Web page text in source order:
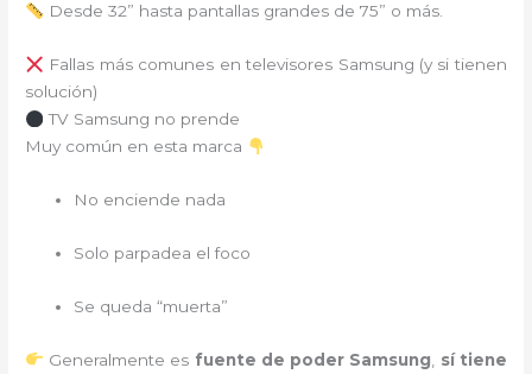
Desde 32” hasta pantallas grandes de 75” o más.
Fallas más comunes en televisores Samsung (y si tienen
solución)
TV Samsung no prende
Muy común en esta marca
No enciende nada
Solo parpadea el foco
Se queda “muerta”
Generalmente es fuente de poder Samsung
sí tiene